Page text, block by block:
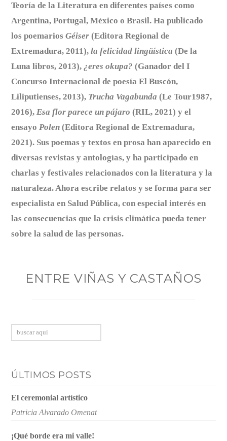
Teoría de la Literatura en diferentes países como
Argentina, Portugal, México o Brasil. Ha publicado
los poemariosGéiser (Editora Regional de
Extremadura, 2011),la felicidad lingüística (De la
Luna libros, 2013),¿eres okupa?(Ganador del I
Concurso Internacional de poesía El Buscón,
Liliputienses, 2013), Trucha Vagabunda (Le Tour1987,
2016),Esa flor parece un pájaro (RIL, 2021) y el
ensayoPolen (Editora Regional de Extremadura,
2021). Sus poemas y textos en prosa han aparecido en
diversas revistas y antologías, y ha participado en
charlas y festivales relacionados con la literatura y la
naturaleza. Ahora escribe relatos y se forma para ser
especialista en Salud Pública, con especial interés en
las consecuencias que la crisis climática pueda tener
sobre la salud de las personas.
ENTRE VIÑAS Y CASTAÑOS
Buscar
ÚLTIMOS POSTS
El ceremonial artístico
Patricia Alvarado Omenat
¡Qué borde era mi valle!